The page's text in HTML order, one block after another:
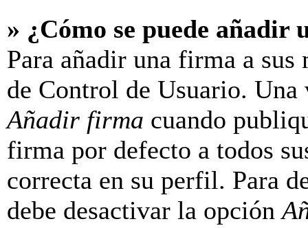
» ¿Cómo se puede añadir
Para añadir una firma a sus
de Control de Usuario.
Añadir firma cuando
firma por defecto a todos
correcta en su perfil. Para
debe desactivar la opción